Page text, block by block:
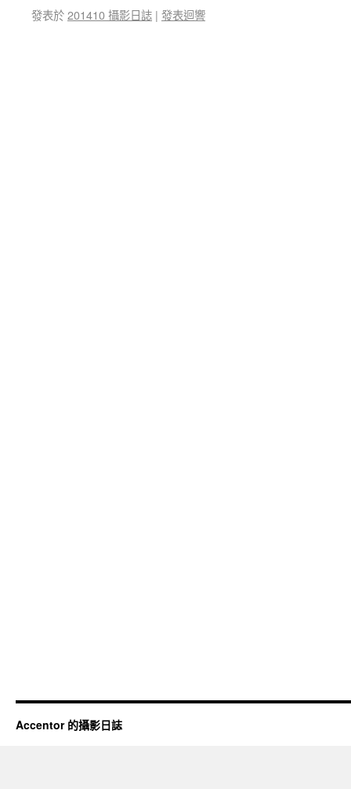
發表於201410 攝影日誌 | 發表迴響
Accentor 的攝影日誌